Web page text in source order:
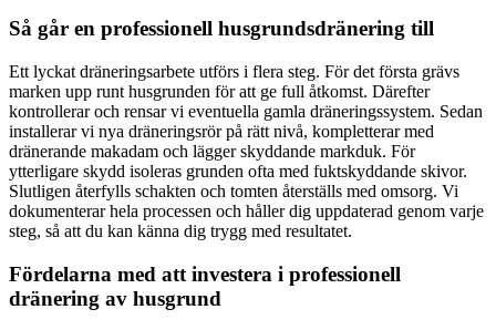
Så går en professionell husgrundsdränering till
Ett lyckat dräneringsarbete utförs i flera steg. För det första grävs
marken upp runt husgrunden för att ge full åtkomst. Därefter
kontrollerar och rensar vi eventuella gamla dräneringssystem. Sedan
installerar vi nya dräneringsrör på rätt nivå, kompletterar med
dränerande makadam och lägger skyddande markduk. För
ytterligare skydd isoleras grunden ofta med fuktskyddande skivor.
Slutligen återfylls schakten och tomten återställs med omsorg. Vi
dokumenterar hela processen och håller dig uppdaterad genom varje
steg, så att du kan känna dig trygg med resultatet.
Fördelarna med att investera i professionell
dränering av husgrund